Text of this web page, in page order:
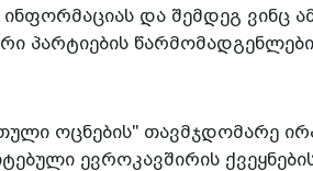
და შემდეგ ვინც
პარტიების წარმომადგენლები
ოცნების" თავმჯდომარე
ევროკავშირის